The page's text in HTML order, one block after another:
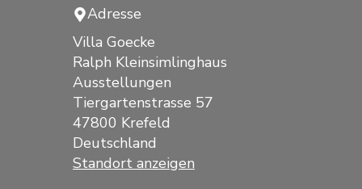
Adresse
Villa Goecke
Ralph Kleinsimlinghaus
Ausstellungen
Tiergartenstrasse 57
47800 Krefeld
Deutschland
Standort anzeigen